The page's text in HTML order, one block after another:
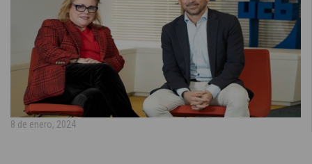
8 de enero, 2024